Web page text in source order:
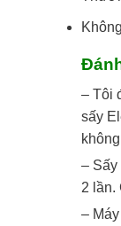
– Tôi
sấy
– Sấy
2 lần.
–